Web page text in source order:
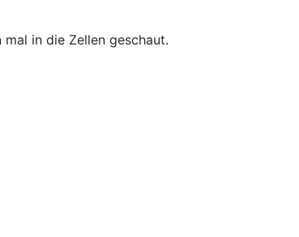
in die Zellen geschaut.